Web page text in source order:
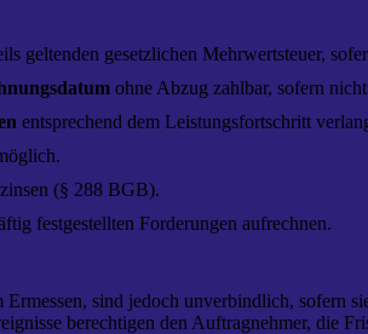
geltenden gesetzlichen Mehrwertsteuer,
ohne Abzug zahlbar, sofern
entsprechend dem Leistungsfortschritt
(§ 288 BGB).
festgestellten Forderungen aufrechnen.
sind jedoch unverbindlich, sofern
berechtigen den Auftragnehmer, die